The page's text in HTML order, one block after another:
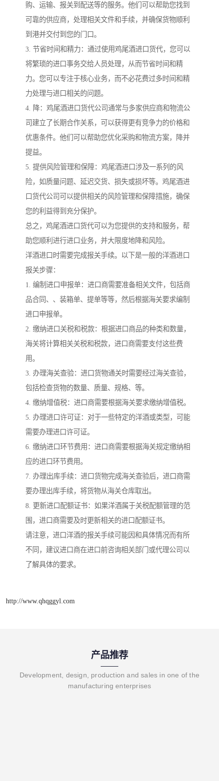
购、运输、报关到配送等的服务。他们可以帮助您找到
可靠的供应商，处理相关文件和手续，并确保货物顺利
到港并交付到您的门口。
3. 节省时间和精力：通过使用鸡尾酒进口货代，您可以
将繁琐的进口事务交给人员处理，从而节省时间和精
力。您可以专注于核心业务，而不必花费过多时间和精
力处理与进口相关的问题。
4. 降：鸡尾酒进口货代公司通常与多家供应商和物流公
司建立了长期合作关系，可以获得更有竞争力的价格和
优惠条件。他们可以帮助您优化采购和物流方案，降并
提益。
5. 提供风险管理和保障：鸡尾酒进口涉及一系列的风
险，如质量问题、延迟交货、损失或损坏等。鸡尾酒进
口货代公司可以提供相关的风险管理和保障措施，确保
您的利益得到充分保护。
总之，鸡尾酒进口货代可以为您提供的支持和服务，帮
助您顺利进行进口业务，并大限度地降和风险。
洋酒进口时需要完成报关手续。以下是一般的洋酒进口
报关步骤：
1. 编制进口申报单：进口商需要准备相关文件，包括商
品合同、、装箱单、提单等等，然后根据海关要求编制
进口申报单。
2. 缴纳进口关税和税款：根据进口商品的种类和数量，
海关将计算相关关税和税款，进口商需要支付这些费
用。
3. 办理海关查验：进口货物通关时需要经过海关查验，
包括检查货物的数量、质量、规格、等。
4. 缴纳增值税：进口商需要根据海关要求缴纳增值税。
5. 办理进口许可证：对于一些特定的洋酒或类型，可能
需要办理进口许可证。
6. 缴纳进口环节费用：进口商需要根据海关规定缴纳相
应的进口环节费用。
7. 办理出库手续：进口货物完成海关查验后，进口商需
要办理出库手续，将货物从海关仓库取出。
8. 更新进口配额证书：如果洋酒属于关税配额管理的范
围，进口商需要及时更新相关的进口配额证书。
请注意，进口洋酒的报关手续可能因和具体情况而有所
不同，建议进口商在进口前咨询相关部门或代理公司以
了解具体的要求。
http://www.qhqggyl.com
产品推荐
Development, design, production and sales in one of the
manufacturing enterprises